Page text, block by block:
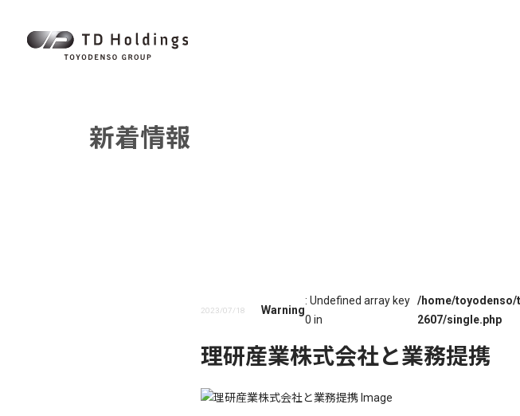
新着情報
2023/07/18 Warning
: Undefined array key
0 in
/home/toyodenso/
2607/single.php
理研産業株式会社と業務提携